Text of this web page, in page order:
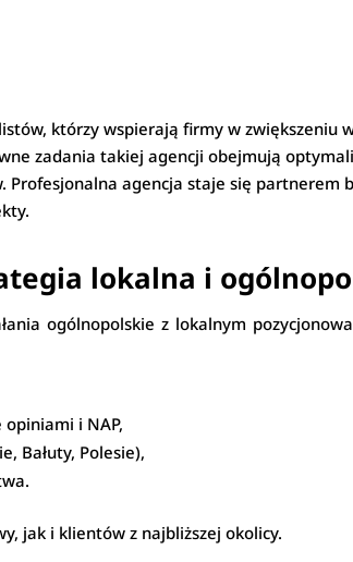
którzy wspierają firmy w
zadania takiej agencji obejmują
agencja staje się partnerem
lokalna i
ogólnopolskie z lokalnym
i NAP,
Bałuty, Polesie),
jak i klientów z najbliższej okolicy.